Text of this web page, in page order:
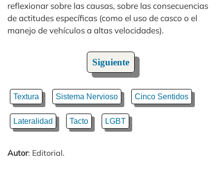
reflexionar sobre las causas, sobre las consecuencias
de actitudes específicas (como el uso de casco o el
manejo de vehículos a altas velocidades).
Siguiente
Textura Sistema Nervioso Cinco Sentidos
Lateralidad Tacto LGBT
Autor: Editorial.